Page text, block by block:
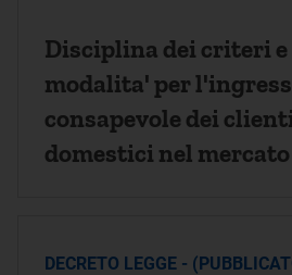
Disciplina dei criteri e
modalita' per
consapevole dei
domestici nel
DECRETO LEGGE -